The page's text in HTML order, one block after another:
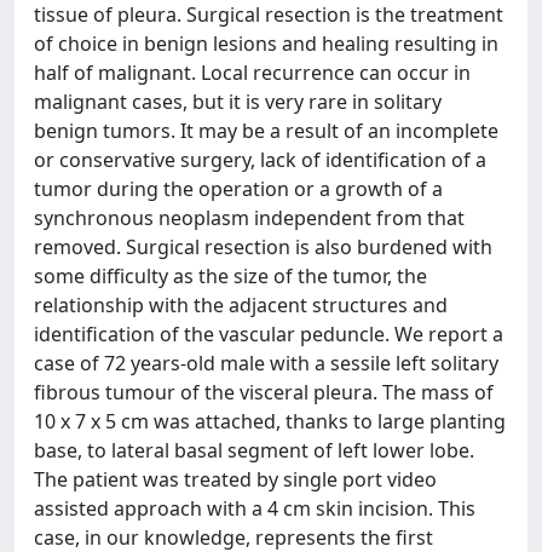
tissue of pleura. Surgical resection is the treatment
of choice in benign lesions and healing resulting in
half of malignant. Local recurrence can occur in
malignant cases, but it is very rare in solitary
benign tumors. It may be a result of an incomplete
or conservative surgery, lack of identification of a
tumor during the operation or a growth of a
synchronous neoplasm independent from that
removed. Surgical resection is also burdened with
some difficulty as the size of the tumor, the
relationship with the adjacent structures and
identification of the vascular peduncle. We report a
case of 72 years-old male with a sessile left solitary
fibrous tumour of the visceral pleura. The mass of
10 x 7 x 5 cm was attached, thanks to large planting
base, to lateral basal segment of left lower lobe.
The patient was treated by single port video
assisted approach with a 4 cm skin incision. This
case, in our knowledge, represents the first